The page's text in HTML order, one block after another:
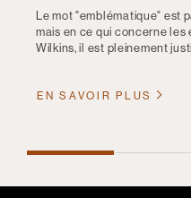
Le mot "emblématique" est
mais en ce qui concerne les
Wilkins, il est pleinement
EN SAVOIR PLUS